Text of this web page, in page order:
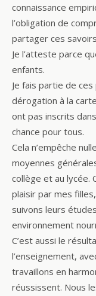
connaissance
l’obligation de
partager ces
Je l’atteste parce
enfants.
Je fais partie de
dérogation à la
ont pas inscrits
chance pour tous.
Cela n’empêche
moyennes
collège et au lycée.
plaisir par mes
suivons leurs
environnement
C’est aussi le
l’enseignement,
travaillons en
réussissent. Nous